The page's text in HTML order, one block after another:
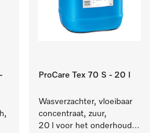
ProCare Tex 70 S - 20 l
Wasverzachter, vloeibaar
concentraat, zuur,
20 l voor het onderhoud